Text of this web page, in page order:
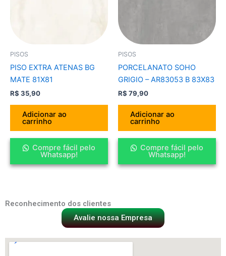
PISOS
PISO EXTRA ATENAS BG
MATE 81X81
R$ 35,90
Adicionar ao
carrinho
Compre fácil pelo
Whatsapp!
PISOS
PORCELANATO SOHO
GRIGIO – AR83053 B 83X83
R$ 79,90
Adicionar ao
carrinho
Compre fácil pelo
Whatsapp!
Reconhecimento dos clientes
Avalie nossa Empresa